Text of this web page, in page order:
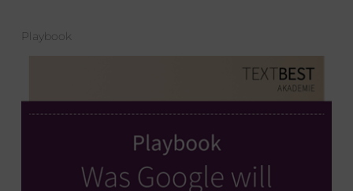
Playbook